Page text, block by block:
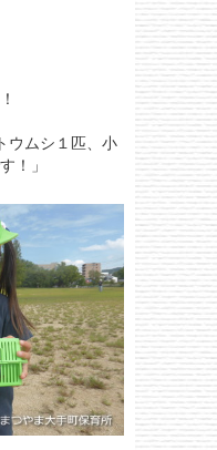
ウムシ１匹、小
！」